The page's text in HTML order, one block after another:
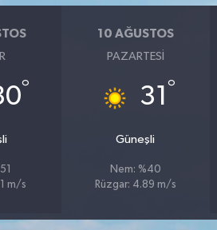
°
m/s
10 AĞUSTOS
PAZARTESI
31 °
Güneşli
Nem: %40
Rüzgar: 4.89 m/s